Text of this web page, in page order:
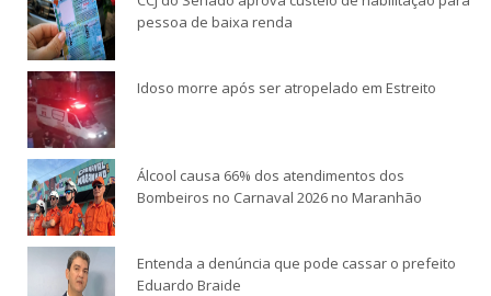
pessoa de baixa renda
Idoso morre após ser atropelado em Estreito
Álcool causa 66% dos atendimentos dos
Bombeiros no Carnaval 2026 no Maranhão
Entenda a denúncia que pode cassar o prefeito
Eduardo Braide